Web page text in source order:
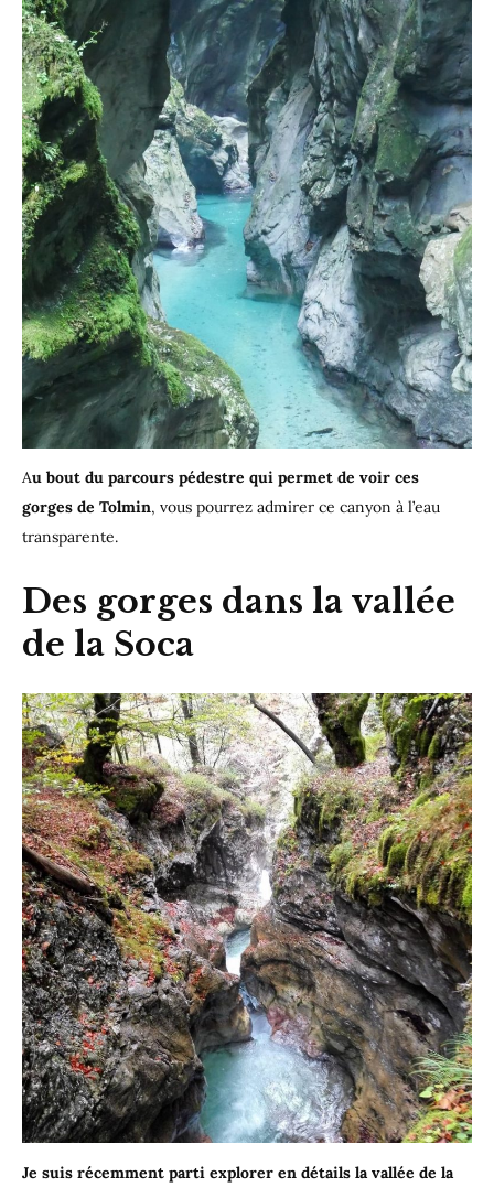
Au bout du parcours pédestre qui permet de voir ces
gorges de Tolmin, vous pourrez admirer ce canyon à l’eau
transparente.
Des gorges dans la vallée
de la Soca
Je suis récemment parti explorer en détails la vallée de la